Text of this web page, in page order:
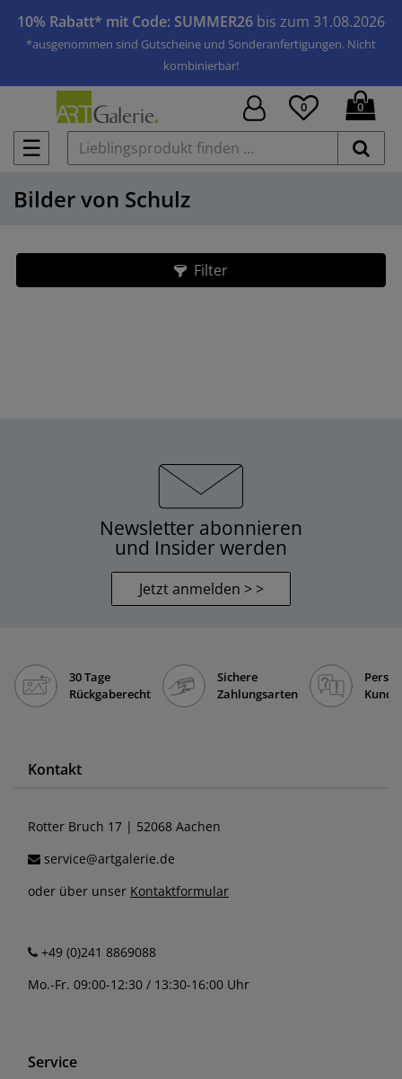
10% Rabatt* mit Code: SUMMER26 bis zum 31.08.2026
*ausgenommen sind Gutscheine und Sonderanfertigungen. Nicht
kombinierbar!
☰
0 0
Bilder von Schulz
Filter
Newsletter abonnieren
und Insider werden
Jetzt anmelden > >
30 Tage
Rückgaberecht
Sichere
Zahlungsarten
Kontakt
Rotter Bruch 17 | 52068 Aachen
service@artgalerie.de
oder über unser Kontaktformular
+49 (0)241 8869088
Mo.-Fr. 09:00-12:30 / 13:30-16:00 Uhr
Service